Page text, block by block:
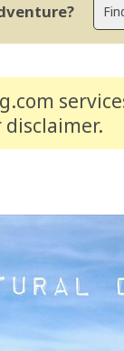
disclaimer.